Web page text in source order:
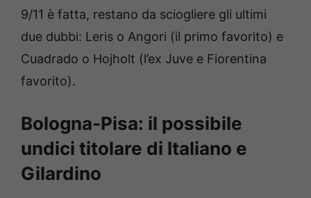
9/11 è fatta, restano da sciogliere gli ultimi
due dubbi: Leris o Angori (il primo favorito) e
Cuadrado o Hojholt (l’ex Juve e Fiorentina
favorito).
Bologna-Pisa: il possibile
undici titolare di Italiano e
Gilardino